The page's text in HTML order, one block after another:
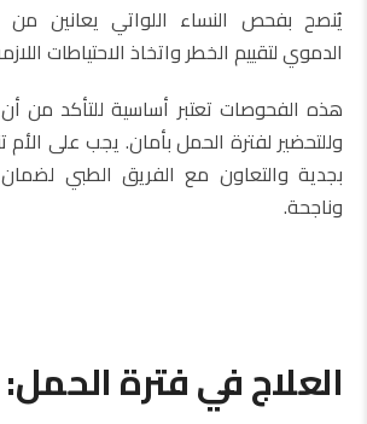
يُنصح بفحص النساء اللواتي يعانين
الدموي لتقييم الخطر واتخاذ الاحتياطات
هذه الفحوصات تعتبر أساسية للتأكد من
وللتحضير لفترة الحمل بأمان. يجب على
بجدية والتعاون مع الفريق الطبي
وناجحة.
العلاج في فترة الحمل: